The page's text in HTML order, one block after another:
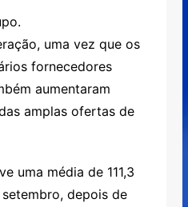
uma vez que os
fornecedores
aumentaram
amplas ofertas de
uma média de 111,3
depois de